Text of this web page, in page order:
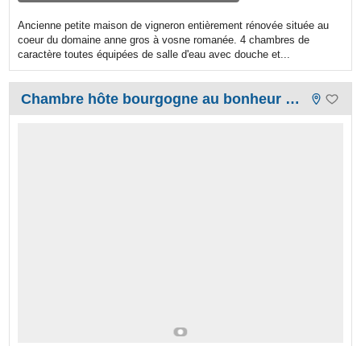
Ancienne petite maison de vigneron entièrement rénovée située au
coeur du domaine anne gros à vosne romanée. 4 chambres de
caractère toutes équipées de salle d'eau avec douche et...
Chambre hôte bourgogne au bonheur de ce monde